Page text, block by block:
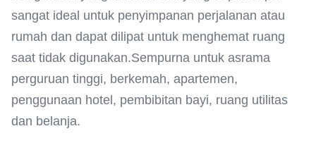
sangat ideal untuk penyimpanan perjalanan atau
rumah dan dapat dilipat untuk menghemat ruang
saat tidak digunakan.Sempurna untuk asrama
perguruan tinggi, berkemah, apartemen,
penggunaan hotel, pembibitan bayi, ruang utilitas
dan belanja.